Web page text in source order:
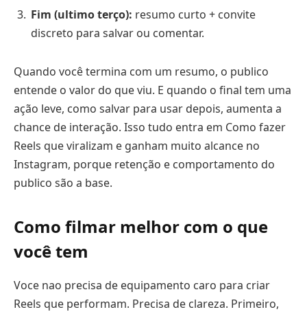
Fim (ultimo terço): resumo curto + convite
discreto para salvar ou comentar.
Quando você termina com um resumo, o publico
entende o valor do que viu. E quando o final tem uma
ação leve, como salvar para usar depois, aumenta a
chance de interação. Isso tudo entra em Como fazer
Reels que viralizam e ganham muito alcance no
Instagram, porque retenção e comportamento do
publico são a base.
Como filmar melhor com o que
você tem
Voce nao precisa de equipamento caro para criar
Reels que performam. Precisa de clareza. Primeiro,